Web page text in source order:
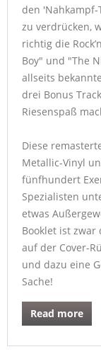
den
zu verdrücken,
richtig die
Boy" und "The
allseits
drei Bonus
Riesenspaß
Diese
Metallic-Vinyl
fünfhundert
Spezialisten
etwas
Booklet ist
auf der Cover-
und dazu eine
Sache!
Read more